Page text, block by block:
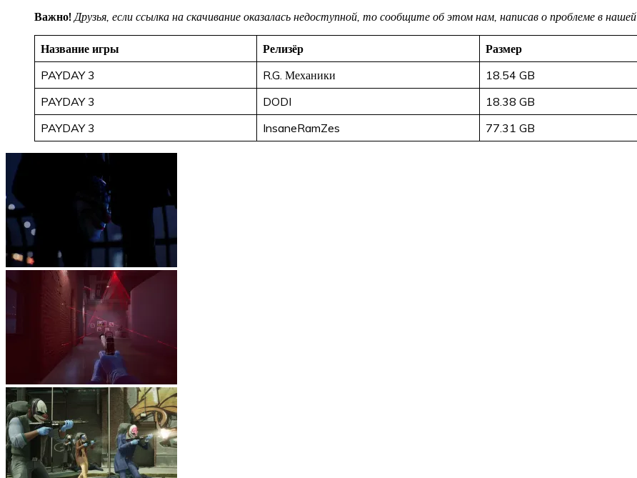
Важно!Друзья, если ссылка на скачивание оказалась недоступной, то сообщите об этом нам, написав о проблеме в нашей
Название игры Релизёр Размер
PAYDAY 3
R.G. Механики 18.54 GB
PAYDAY 3
DODI 18.38 GB
PAYDAY 3
InsaneRamZes 77.31 GB